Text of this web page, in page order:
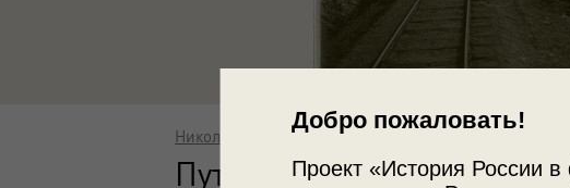
Добро пожаловать!
Проект «История России
Николай Холин
Пути забайкальской